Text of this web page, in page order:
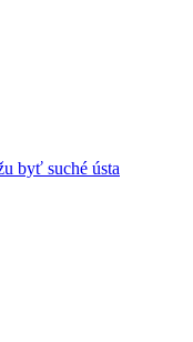
byť suché ústa